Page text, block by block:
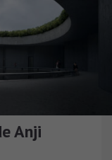
Anji